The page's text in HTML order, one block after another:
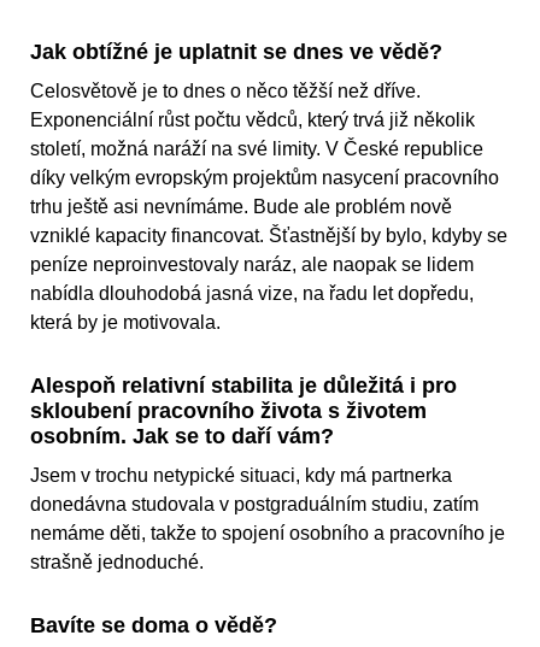
Jak obtížné je uplatnit se dnes ve vědě?
Celosvětově je to dnes o něco těžší než dříve.
Exponenciální růst počtu vědců, který trvá již několik
století, možná naráží na své limity. V České republice
díky velkým evropským projektům nasycení pracovního
trhu ještě asi nevnímáme. Bude ale problém nově
vzniklé kapacity financovat. Šťastnější by bylo, kdyby se
peníze neproinvestovaly naráz, ale naopak se lidem
nabídla dlouhodobá jasná vize, na řadu let dopředu,
která by je motivovala.
Alespoň relativní stabilita je důležitá i pro
skloubení pracovního života s životem
osobním. Jak se to daří vám?
Jsem v trochu netypické situaci, kdy má partnerka
donedávna studovala v postgraduálním studiu, zatím
nemáme děti, takže to spojení osobního a pracovního je
strašně jednoduché.
Bavíte se doma o vědě?